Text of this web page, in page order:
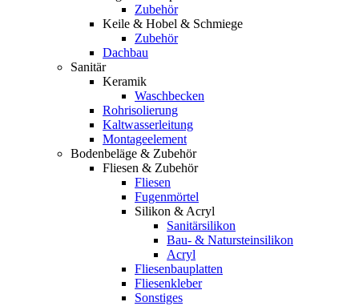
Zubehör
Keile & Hobel & Schmiege
Zubehör
Dachbau
Sanitär
Keramik
Waschbecken
Rohrisolierung
Kaltwasserleitung
Montageelement
Bodenbeläge & Zubehör
Fliesen & Zubehör
Fliesen
Fugenmörtel
Silikon & Acryl
Sanitärsilikon
Bau- & Natursteinsilikon
Acryl
Fliesenbauplatten
Fliesenkleber
Sonstiges